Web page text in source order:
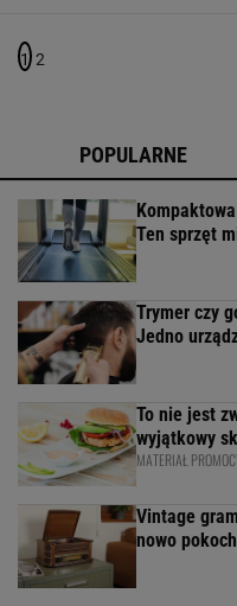
1 2
POPULARNE
Ten sprzęt
Trymer czy
Jedno
To nie jest
wyjątkowy
MATERIAŁ
Vintage
nowo